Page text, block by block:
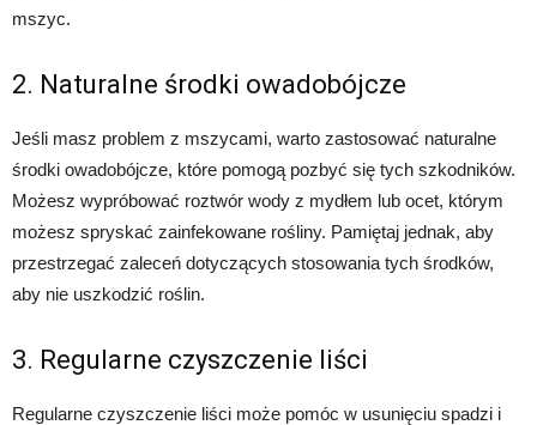
mszyc.
2. Naturalne środki owadobójcze
Jeśli masz problem z mszycami, warto zastosować naturalne
środki owadobójcze, które pomogą pozbyć się tych szkodników.
Możesz wypróbować roztwór wody z mydłem lub ocet, którym
możesz spryskać zainfekowane rośliny. Pamiętaj jednak, aby
przestrzegać zaleceń dotyczących stosowania tych środków,
aby nie uszkodzić roślin.
3. Regularne czyszczenie liści
Regularne czyszczenie liści może pomóc w usunięciu spadzi i